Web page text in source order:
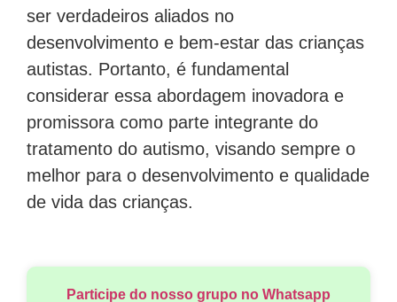
ser verdadeiros aliados no
desenvolvimento e bem-estar das crianças
autistas. Portanto, é fundamental
considerar essa abordagem inovadora e
promissora como parte integrante do
tratamento do autismo, visando sempre o
melhor para o desenvolvimento e qualidade
de vida das crianças.
Participe do nosso grupo no Whatsapp